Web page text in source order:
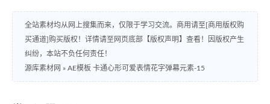
全站素材均从网上搜集而来，仅限于学习交流。商用请至[商用版权购
买通道]购买版权！详情请至网页底部【版权声明】查看！因版权产生
纠纷，本站不负任何责任！
源库素材网 » AE模板 卡通心形可爱表情花字弹幕元素-15